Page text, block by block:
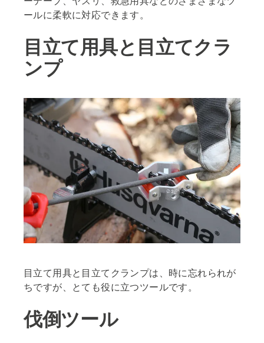
ールに柔軟に対応できます。
目立て用具と目立てクラ
ンプ
目立て用具と目立てクランプは、時に忘れられが
ちですが、とても役に立つツールです。
伐倒ツール